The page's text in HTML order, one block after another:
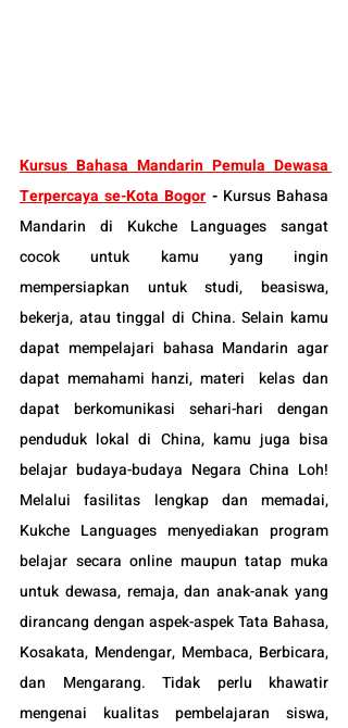
Kursus Bahasa Mandarin Pemula Dewasa
Terpercaya se-Kota Bogor - Kursus Bahasa
Mandarin di Kukche Languages sangat
cocok untuk kamu yang ingin
mempersiapkan untuk studi, beasiswa,
bekerja, atau tinggal di China. Selain kamu
dapat mempelajari bahasa Mandarin agar
dapat memahami hanzi, materi  kelas dan
dapat berkomunikasi sehari-hari dengan
penduduk lokal di China, kamu juga bisa
belajar budaya-budaya Negara China Loh!
Melalui fasilitas lengkap dan memadai,
Kukche Languages menyediakan program
belajar secara online maupun tatap muka
untuk dewasa, remaja, dan anak-anak yang
dirancang dengan aspek-aspek Tata Bahasa,
Kosakata, Mendengar, Membaca, Berbicara,
dan Mengarang. Tidak perlu khawatir
mengenai kualitas pembelajaran siswa,